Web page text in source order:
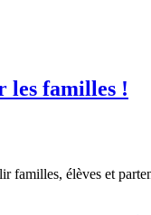
les familles !
élèves et